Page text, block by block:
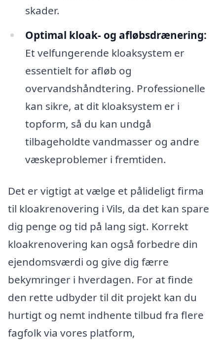
skader.
Optimal kloak- og afløbsdrænering:
Et velfungerende kloaksystem er
essentielt for afløb og
overvandshåndtering. Professionelle
kan sikre, at dit kloaksystem er i
topform, så du kan undgå
tilbageholdte vandmasser og andre
væskeproblemer i fremtiden.
Det er vigtigt at vælge et pålideligt firma
til kloakrenovering i Vils, da det kan spare
dig penge og tid på lang sigt. Korrekt
kloakrenovering kan også forbedre din
ejendomsværdi og give dig færre
bekymringer i hverdagen. For at finde
den rette udbyder til dit projekt kan du
hurtigt og nemt indhente tilbud fra flere
fagfolk via vores platform,